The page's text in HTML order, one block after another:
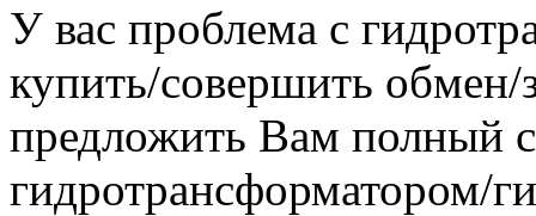
У вас проблема с
купить/совершить
предложить Вам полный